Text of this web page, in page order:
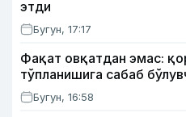
этди
Бугун, 17:17
Фақат овқатдан эмас:
тўпланишига сабаб
Бугун, 16:58